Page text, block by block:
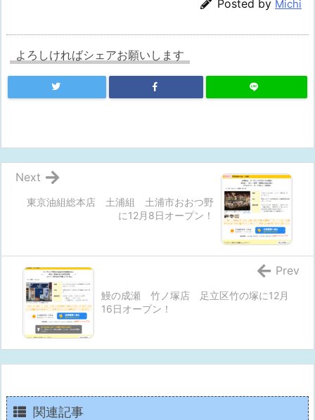
Posted by Michi
よろしければシェアお願いします
東京油組総本店 土浦組 土浦市おおつ野
に12月8日オープン！
Next
鰻の成瀬 竹ノ塚店 足立区竹の塚に12月
16日オープン！
Prev
関連記事